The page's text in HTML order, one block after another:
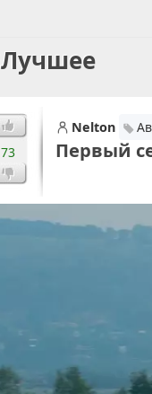
Лучшее
73
Nelton
Первый